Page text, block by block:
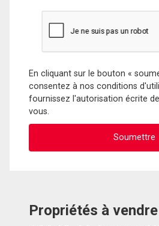
En cliquant sur le bouton «
consentez à nos conditions
fournissez l'autorisation écrite
vous.
Propriétés à